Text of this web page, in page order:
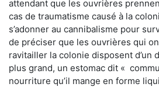
attendant que les ouvrières
cas de traumatisme causé à la
s’adonner au cannibalisme pour
de préciser que les ouvrières qui
ravitailler la colonie disposent d’un
plus grand, un estomac dit «
nourriture qu’il mange en forme